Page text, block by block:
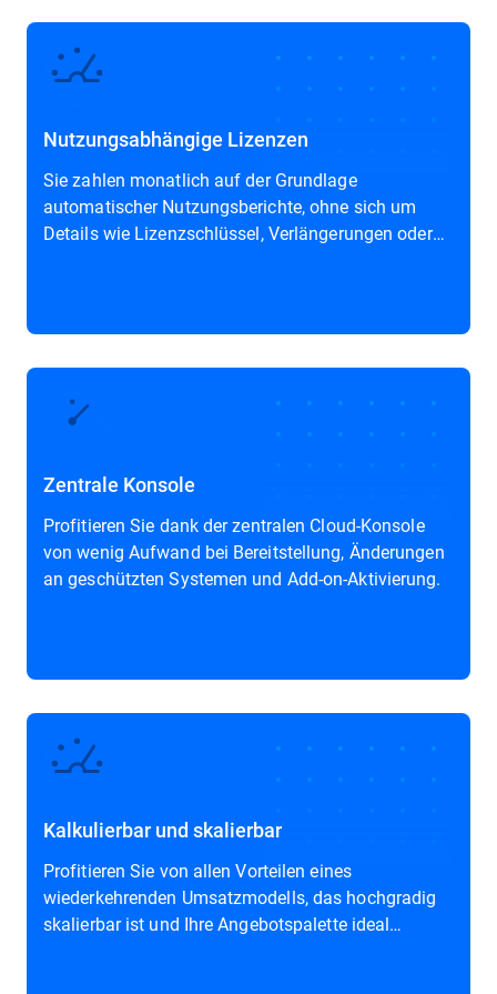
Nutzungsabhängige Lizenzen
Sie zahlen monatlich auf der Grundlage
automatischer Nutzungsberichte, ohne sich um
Details wie Lizenzschlüssel, Verlängerungen oder
Zentrale Konsole
Profitieren Sie dank der zentralen Cloud-Konsole
von wenig Aufwand bei Bereitstellung, Änderungen
an geschützten Systemen und Add-on-Aktivierung.
Kalkulierbar und skalierbar
Profitieren Sie von allen Vorteilen eines
wiederkehrenden Umsatzmodells, das hochgradig
skalierbar ist und Ihre Angebotspalette ideal